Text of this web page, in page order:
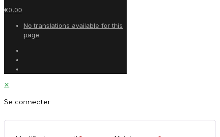
€0,00
No translations available for this
page
✕
Se connecter